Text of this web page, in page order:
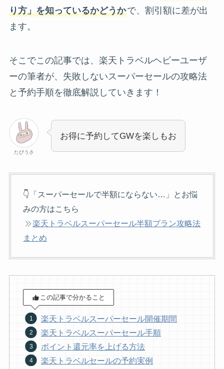
り方」を知っているかどうかで、割引額に差が出
ます。
そこでこの記事では、楽天トラベルヘビーユーザ
ーの筆者が、失敗しないスーパーセールの攻略法
と予約手順を徹底解説していきます！
たびうさ
お得に予約してGWを楽しもお
👇「スーパーセールで半額にならない…」とお悩
みの方はこちら
楽天トラベルスーパーセール半額プラン攻略法
まとめ
この記事で分かること
楽天トラベルスーパーセール開催期間
楽天トラベルスーパーセール手順
ポイント還元率を上げる方法
楽天トラベルセールの予約実例